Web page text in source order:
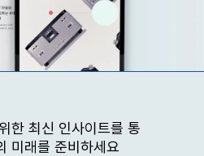
한 최신 인사이트를 통
미래를 준비하세요